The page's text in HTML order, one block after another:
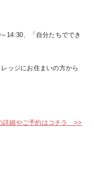
14:30、「自分たちででき
ッジにお住まいの方から
詳細やご予約はコチラ >>